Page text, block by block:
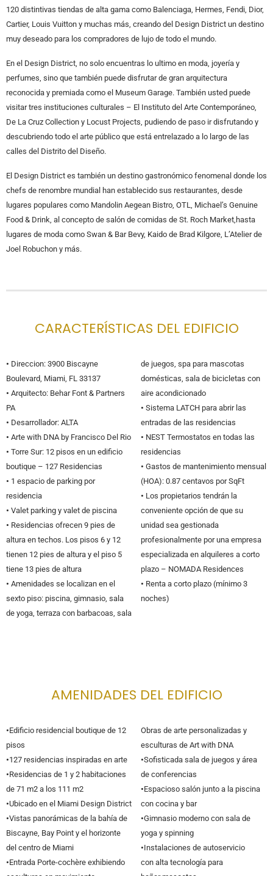
120 distintivas tiendas de alta gama como Balenciaga, Hermes, Fendi, Dior,
Cartier, Louis Vuitton y muchas más, creando del Design District un destino
muy deseado para los compradores de lujo de todo el mundo.
En el Design District, no solo encuentras lo ultimo en moda, joyería y
perfumes, sino que también puede disfrutar de gran arquitectura
reconocida y premiada como el Museum Garage. También usted puede
visitar tres instituciones culturales – El Instituto del Arte Contemporáneo,
De La Cruz Collection y Locust Projects, pudiendo de paso ir disfrutando y
descubriendo todo el arte público que está entrelazado a lo largo de las
calles del Distrito del Diseño.
El Design District es también un destino gastronómico fenomenal donde los
chefs de renombre mundial han establecido sus restaurantes, desde
lugares populares como Mandolin Aegean Bistro, OTL, Michael’s Genuine
Food & Drink, al concepto de salón de comidas de St. Roch Market,hasta
lugares de moda como Swan & Bar Bevy, Kaido de Brad Kilgore, L’Atelier de
Joel Robuchon y más.
CARACTERÍSTICAS DEL EDIFICIO
• Direccion: 3900 Biscayne
Boulevard, Miami, FL 33137
• Arquitecto: Behar Font & Partners
PA
• Desarrollador: ALTA
• Arte with DNA by Francisco Del Rio
• Torre Sur: 12 pisos en un edificio
boutique – 127 Residencias
• 1 espacio de parking por
residencia
• Valet parking y valet de piscina
• Residencias ofrecen 9 pies de
altura en techos. Los pisos 6 y 12
tienen 12 pies de altura y el piso 5
tiene 13 pies de altura
• Amenidades se localizan en el
sexto piso: piscina, gimnasio, sala
de yoga, terraza con barbacoas, sala
de juegos, spa para mascotas
domésticas, sala de bicicletas con
aire acondicionado
• Sistema LATCH para abrir las
entradas de las residencias
• NEST Termostatos en todas las
residencias
• Gastos de mantenimiento mensual
(HOA): 0.87 centavos por SqFt
• Los propietarios tendrán la
conveniente opción de que su
unidad sea gestionada
profesionalmente por una empresa
especializada en alquileres a corto
plazo – NOMADA Residences
• Renta a corto plazo (mínimo 3
noches)
AMENIDADES DEL EDIFICIO
•Edificio residencial boutique de 12
pisos
•127 residencias inspiradas en arte
•Residencias de 1 y 2 habitaciones
de 71 m2 a los 111 m2
•Ubicado en el Miami Design District
•Vistas panorámicas de la bahía de
Biscayne, Bay Point y el horizonte
del centro de Miami
•Entrada Porte-cochère exhibiendo
Obras de arte personalizadas y
esculturas de Art with DNA
•Sofisticada sala de juegos y área
de conferencias
•Espacioso salón junto a la piscina
con cocina y bar
•Gimnasio moderno con sala de
yoga y spinning
•Instalaciones de autoservicio
con alta tecnología para